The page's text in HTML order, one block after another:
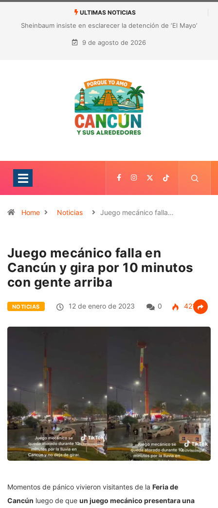
ULTIMAS NOTICIAS
¿Quién es Galita Ari y por qué acusa a RoRo de robar contenido?
La polémica que sacude las redes sociales
9 de agosto de 2026
Home Noticias Juego mecánico falla…
Juego mecánico falla en
Cancún y gira por 10 minutos
con gente arriba
NOTICIAS 12 de enero de 2023 0 421
Momentos de pánico vivieron visitantes de la Feria de
Cancún luego de que un juego mecánico presentara una